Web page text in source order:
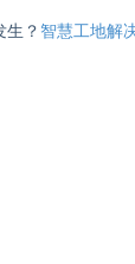
生？ 智慧工地解